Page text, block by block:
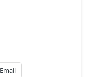
Email